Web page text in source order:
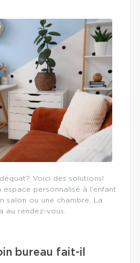
Voici des solutions!
espace personnalisé à l’enfant
salon ou une chambre. La
au rendez-vous.
bureau fait-il